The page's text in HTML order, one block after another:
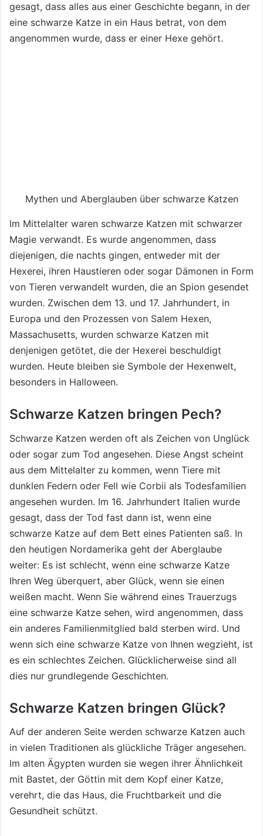
gesagt, dass alles aus einer Geschichte begann, in der
eine schwarze Katze in ein Haus betrat, von dem
angenommen wurde, dass er einer Hexe gehört.
Mythen und Aberglauben über schwarze Katzen
Im Mittelalter waren schwarze Katzen mit schwarzer
Magie verwandt. Es wurde angenommen, dass
diejenigen, die nachts gingen, entweder mit der
Hexerei, ihren Haustieren oder sogar Dämonen in Form
von Tieren verwandelt wurden, die an Spion gesendet
wurden. Zwischen dem 13. und 17. Jahrhundert, in
Europa und den Prozessen von Salem Hexen,
Massachusetts, wurden schwarze Katzen mit
denjenigen getötet, die der Hexerei beschuldigt
wurden. Heute bleiben sie Symbole der Hexenwelt,
besonders in Halloween.
Schwarze Katzen bringen Pech?
Schwarze Katzen werden oft als Zeichen von Unglück
oder sogar zum Tod angesehen. Diese Angst scheint
aus dem Mittelalter zu kommen, wenn Tiere mit
dunklen Federn oder Fell wie Corbii als Todesfamilien
angesehen wurden. Im 16. Jahrhundert Italien wurde
gesagt, dass der Tod fast dann ist, wenn eine
schwarze Katze auf dem Bett eines Patienten saß. In
den heutigen Nordamerika geht der Aberglaube
weiter: Es ist schlecht, wenn eine schwarze Katze
Ihren Weg überquert, aber Glück, wenn sie einen
weißen macht. Wenn Sie während eines Trauerzugs
eine schwarze Katze sehen, wird angenommen, dass
ein anderes Familienmitglied bald sterben wird. Und
wenn sich eine schwarze Katze von Ihnen wegzieht, ist
es ein schlechtes Zeichen. Glücklicherweise sind all
dies nur grundlegende Geschichten.
Schwarze Katzen bringen Glück?
Auf der anderen Seite werden schwarze Katzen auch
in vielen Traditionen als glückliche Träger angesehen.
Im alten Ägypten wurden sie wegen ihrer Ähnlichkeit
mit Bastet, der Göttin mit dem Kopf einer Katze,
verehrt, die das Haus, die Fruchtbarkeit und die
Gesundheit schützt.